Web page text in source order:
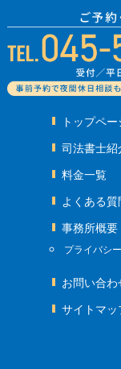
トップペー
司法書士紹
料金一覧
よくある
事務所概要
プライバシ
お問い合わ
サイトマッ